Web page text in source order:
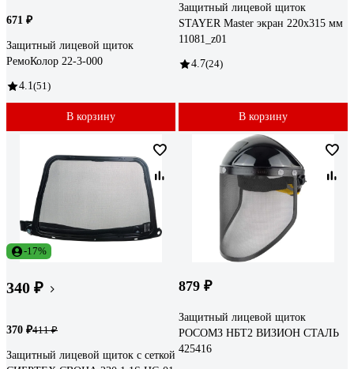
671 ₽
Защитный лицевой щиток
РемоКолор 22-3-000
4.1 (51)
В корзину
Защитный лицевой щиток
STAYER Master экран 220x315 мм
11081_z01
4.7(24)
В корзину
-17%
340 ₽
370 ₽411 ₽
Защитный лицевой щиток с сеткой
879 ₽
Защитный лицевой щиток
РОСОМЗ НБТ2 ВИЗИОН СТАЛЬ
425416